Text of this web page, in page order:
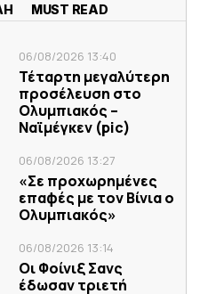
MUST READ
06/08/2026 13:40
Τέταρτη μεγαλύτερη
προσέλευση στο
Ολυμπιακός –
Ναϊμέγκεν (pic)
06/08/2026 13:27
«Σε προχωρημένες
επαφές με τον Βίνια ο
Ολυμπιακός»
06/08/2026 13:14
Οι Φοίνιξ Σανς
έδωσαν τριετή